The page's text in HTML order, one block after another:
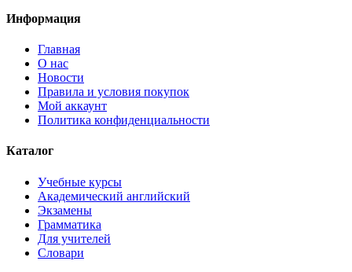
Информация
Главная
О нас
Новости
Правила и условия покупок
Мой аккаунт
Политика конфиденциальности
Каталог
Учебные курсы
Академический английский
Экзамены
Грамматика
Для учителей
Словари